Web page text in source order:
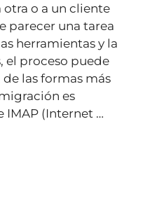
otra o a un cliente
parecer una tarea
herramientas y la
el proceso puede
las formas más
es
IMAP (Internet …